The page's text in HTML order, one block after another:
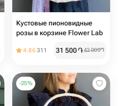
Кустовые пионовидные
розы в корзине Flower Lab
4.86311 31 500֏42 000֏
-25%